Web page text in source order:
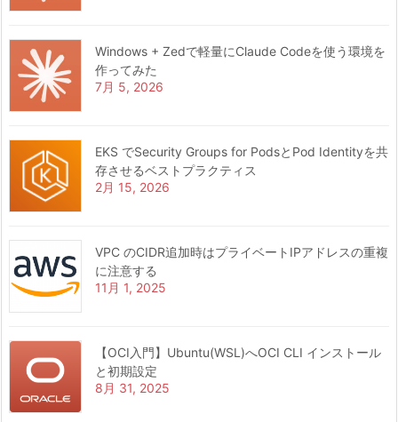
Windows + Zedで軽量にClaude Codeを使う環境を
作ってみた
7月 5, 2026
EKS でSecurity Groups for PodsとPod Identityを共
存させるベストプラクティス
2月 15, 2026
VPC のCIDR追加時はプライベートIPアドレスの重複
に注意する
11月 1, 2025
【OCI入門】Ubuntu(WSL)へOCI CLI インストール
と初期設定
8月 31, 2025